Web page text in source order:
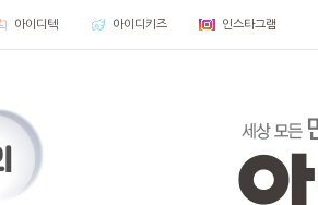
아이디텍 아이디키즈 인스타그램